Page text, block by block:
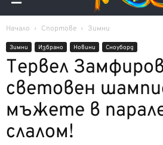
Начало Спортове Зимни
Зимни Избрано Новини Сноуборд
Тервел
световен
мъжете в
слалом!